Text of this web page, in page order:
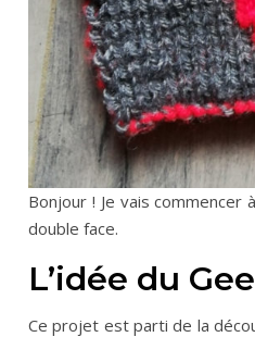
Bonjour ! Je vais
double face.
L’idée du
Ce projet est parti de la